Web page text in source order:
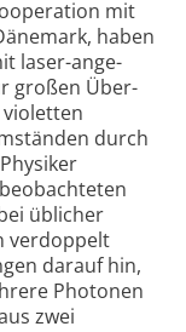
mit
haben
laser-ange­
großen Über­
durch
üblicher
verdoppelt
darauf hin,
Photonen
zwei